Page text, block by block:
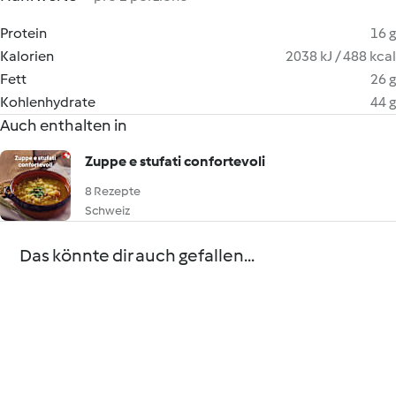
Protein
16 g
Kalorien
2038 kJ / 488 kcal
Fett
26 g
Kohlenhydrate
44 g
Auch enthalten in
Zuppe e stufati confortevoli
8 Rezepte
Schweiz
Das könnte dir auch gefallen...